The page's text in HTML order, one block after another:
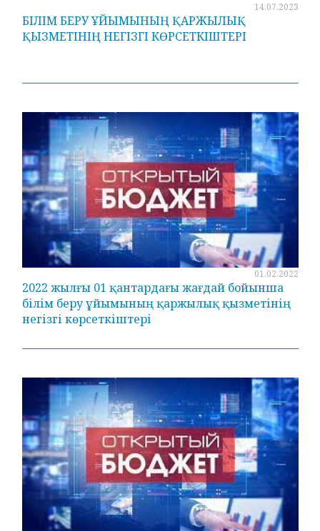
14.07.2023
БІЛІМ БЕРУ ҰЙЫМЫНЫҢ ҚАРЖЫЛЫҚ
ҚЫЗМЕТІНІҢ НЕГІЗГІ КӨРСЕТКІШТЕРІ
01.02.2022
2022 жылғы 01 қантардағы жағдай бойынша
білім беру ұйымының қаржылық қызметінің
негізгі көрсеткіштері